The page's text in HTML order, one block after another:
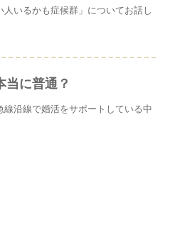
いるかも症候群」についてお話し
当に普通？
沿線で婚活をサポートしている中